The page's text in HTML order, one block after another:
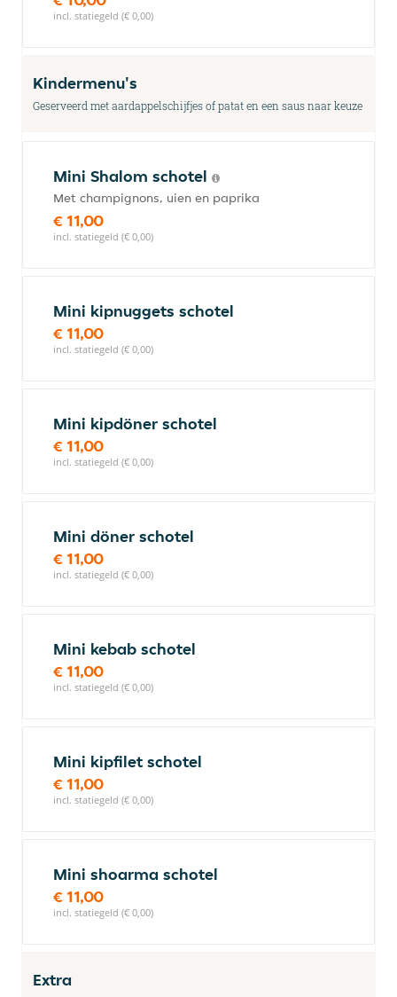
incl. statiegeld (€ 0,00)
Kindermenu's
Geserveerd met aardappelschijfjes of patat en een saus naar keuze
Mini Shalom schotel
Met champignons, uien en paprika
€ 11,00
incl. statiegeld (€ 0,00)
Mini kipnuggets schotel
€ 11,00
incl. statiegeld (€ 0,00)
Mini kipdöner schotel
€ 11,00
incl. statiegeld (€ 0,00)
Mini döner schotel
€ 11,00
incl. statiegeld (€ 0,00)
Mini kebab schotel
€ 11,00
incl. statiegeld (€ 0,00)
Mini kipfilet schotel
€ 11,00
incl. statiegeld (€ 0,00)
Mini shoarma schotel
€ 11,00
incl. statiegeld (€ 0,00)
Extra